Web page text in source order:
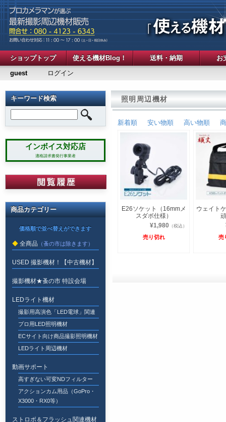
ショップトップ 使える機材Blog！ 送料・納期
お
guest
ログイン
キーワード検索
インボイス対応店
適格請求書発行事業者
商品カテゴリー
全商品
USED 撮影機材！【中古機材】
撮影機材★蚤の市 特設会場
LEDライト機材
撮影用高演色「LED電球」関連
プロ用LED照明機材
ECサイト向け商品撮影照明機材
LEDライト周辺機材
動画サポート
高すぎない可変NDフィルター
アクションカム用品（GoPro・
X3000・RX0等）
ストロボ＆フラッシュ関連機材
照明周辺機材
新着順 安い物順 高い物順
E26ソケット（16mmメ
スダボ仕様）
¥1,980 （税込）
売り切れ
ウェイト
売